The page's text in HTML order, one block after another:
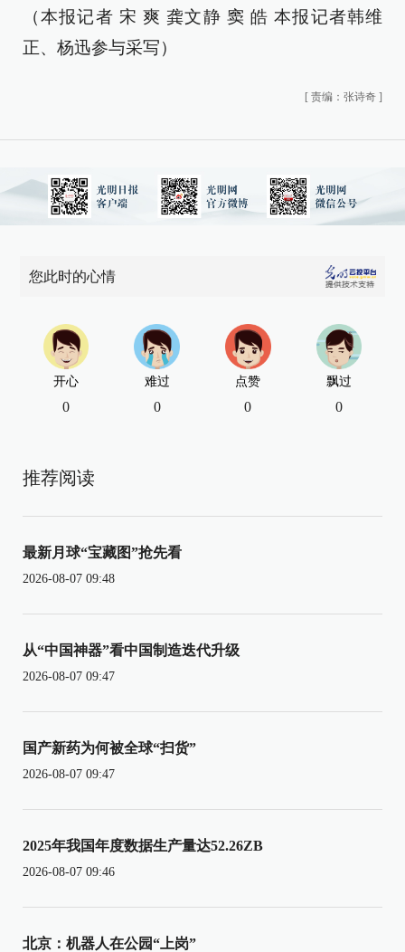
（本报记者 宋 爽 龚文静 窦 皓 本报记者韩维
正、杨迅参与采写）
[ 责编：张诗奇 ]
您此时的心情
开心
0
难过
0
点赞
0
飘过
0
推荐阅读
最新月球“宝藏图”抢先看
2026-08-07 09:48
从“中国神器”看中国制造迭代升级
2026-08-07 09:47
国产新药为何被全球“扫货”
2026-08-07 09:47
2025年我国年度数据生产量达52.26ZB
2026-08-07 09:46
北京：机器人在公园“上岗”